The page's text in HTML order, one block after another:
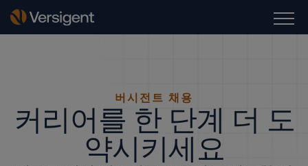
버시전트 채용
커리어를 한 단계 더 도
약시키세요